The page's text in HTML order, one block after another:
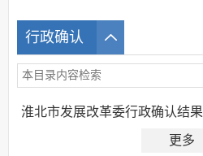
行政确认
淮北市发展改革委行政确认结果
更多